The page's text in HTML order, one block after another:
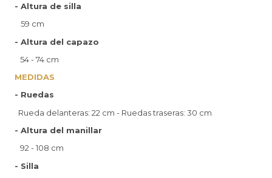
- Altura de silla
59 cm
- Altura del capazo
54 - 74 cm
MEDIDAS
- Ruedas
Rueda delanteras: 22 cm - Ruedas traseras: 30 cm
- Altura del manillar
92 - 108 cm
- Silla